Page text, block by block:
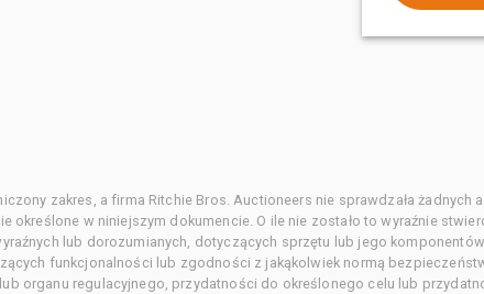
zakres, a firma Ritchie Bros. Auctioneers nie sprawdzała żadnych
określone w niniejszym dokumencie. O ile nie zostało to wyraźnie
lub dorozumianych, dotyczących sprzętu lub jego
funkcjonalności lub zgodności z jakąkolwiek normą
organu regulacyjnego, przydatności do określonego celu lub